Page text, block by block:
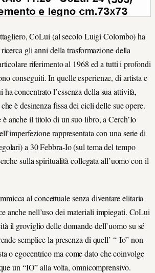
CoLui (al secolo Luigi Colombo) ha
gli anni della trasformazione della
riferimento al 1968 ed a tutti i profondi
conseguiti. In quelle esperienze, di artista e
concentrato l’essenza della sua attività,
è desinenza fissa dei cicli delle sue opere.
è anche il titolo di un suo libro, a Cerch’Io
rappresentata con una serie di
a 30 Febbra-Io (sul tema del tempo
sulla spiritualità collegata all’uomo con il
al concettuale senza diventare elitaria
anche nell’uso dei materiali impiegati. CoLui
il groviglio delle domande dell’uomo su sé
semplice la presenza di quell’ “-Io” non
o egocentrico ma come dato che coinvolge
un “IO” alla volta, omnicomprensivo.